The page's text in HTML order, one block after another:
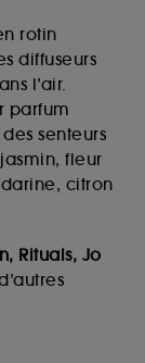
rotin
diffuseurs
l’air.
parfum
senteurs
fleur
citron
Rituals, Jo